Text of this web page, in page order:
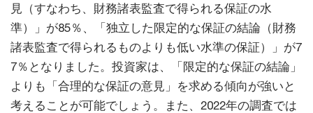
見（すなわち、財務諸表監査で得られる保証の水
準）」が85％、「独立した限定的な保証の結論（財務
諸表監査で得られるものよりも低い水準の保証）」が7
7％となりました。投資家は、「限定的な保証の結論」
よりも「合理的な保証の意見」を求める傾向が強いと
考えることが可能でしょう。また、2022年の調査では